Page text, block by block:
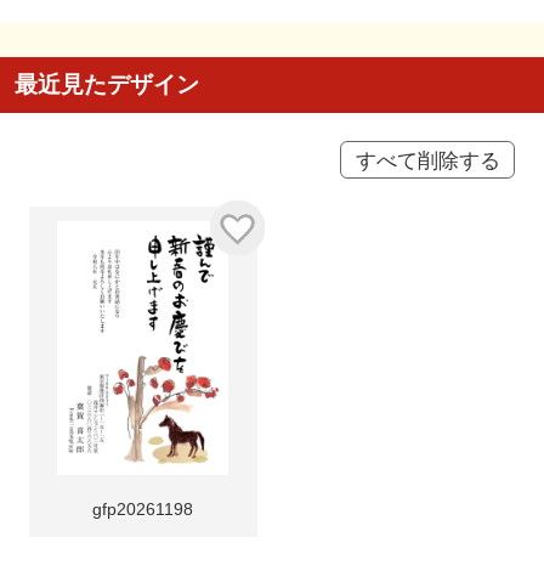
最近見たデザイン
すべて削除する
gfp20261198